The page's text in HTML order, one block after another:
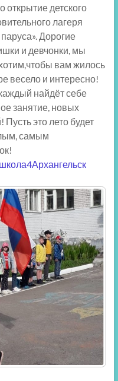
открытие детского
лагеря
Дорогие
и девчонки, мы
вам жилось
весело и интересно!
найдёт себе
занятие, новых
Пусть это лето будет
самым